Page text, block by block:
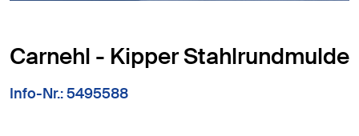
Carnehl - Kipper Stahlrundmulde
Info-Nr.: 5495588